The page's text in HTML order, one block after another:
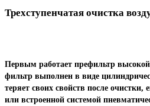
Трехступенчатая очистка
Первым работает префильтр
фильтр выполнен в виде
теряет своих свойств после
или встроенной системой